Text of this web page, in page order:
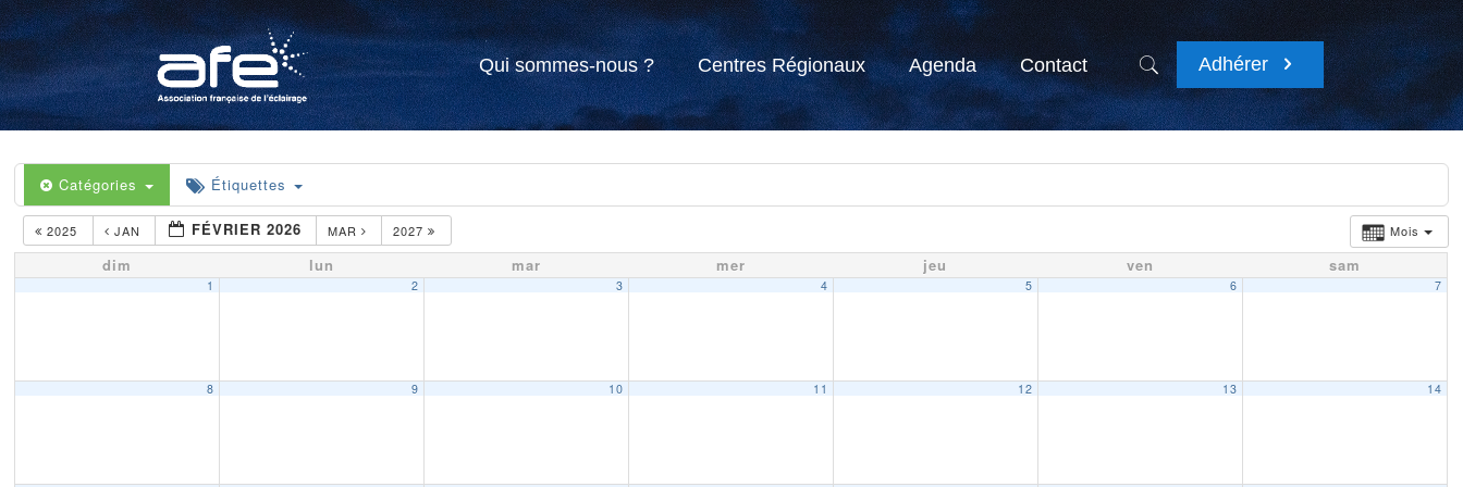
Qui sommes-nous ? Centres Régionaux Agenda Contact Adhérer
Catégories Étiquettes
Mois
2025 JAN FÉVRIER 2026 MAR 2027
dim lun mar mer jeu ven sam
1 2 3 4 5 6 7
8 9 10 11 12 13 14